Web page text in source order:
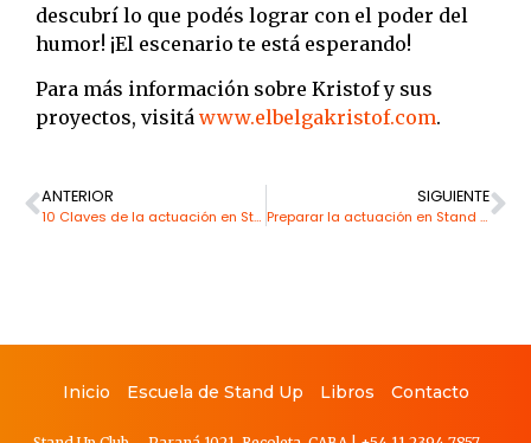
descubrí lo que podés lograr con el poder del
humor! ¡El escenario te está esperando!
Para más información sobre Kristof y sus
proyectos, visitá www.elbelgakristof.com.
ANTERIOR
10 Claves de la actuación en Stand Up
SIGUIENTE
Preparar la actuación en Stand Up
Inicio Escuela de Stand Up Libros Contacto